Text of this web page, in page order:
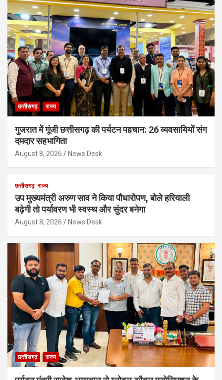
छत्तीसगढ़ राज्य
गुजरात में गूंजी छत्तीसगढ़ की पर्यटन पहचान: 26 व्यवसायियों संग
दमदार सहभागिता
August 8, 2026 News Desk
छत्तीसगढ़ राज्य
उप मुख्यमंत्री अरुण साव ने किया पौधारोपण, बोले हरियाली
बढ़ेगी तो पर्यावरण भी स्वस्थ और सुंदर बनेगा
August 8, 2026 News Desk
छत्तीसगढ़ राज्य